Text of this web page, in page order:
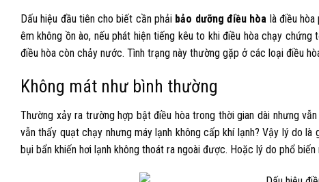
Dấu hiệu đầu tiên cho biết cần phải bảo dưỡng điều hòa là điều
êm không ồn ào, nếu phát hiện tiếng kêu to khi điều hòa chạy
điều hòa còn chảy nước. Tình trạng này thường gặp ở các loại điều
Không mát như bình thường
Thường xảy ra trường hợp bật điều hòa trong thời gian dài nhưng
vẫn thấy quạt chạy nhưng máy lạnh không cấp khí lạnh? Vậy lý do
bụi bẩn khiến hơi lạnh không thoát ra ngoài được. Hoặc lý do phổ